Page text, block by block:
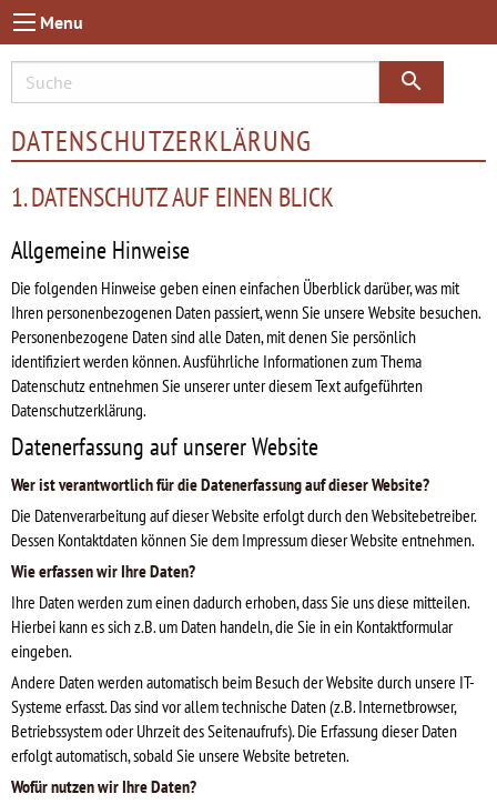
Menu
search
DATENSCHUTZERKLÄRUNG
1. DATENSCHUTZ AUF EINEN BLICK
Allgemeine Hinweise
Die folgenden Hinweise geben einen einfachen Überblick darüber, was mit
Ihren personenbezogenen Daten passiert, wenn Sie unsere Website besuchen.
Personenbezogene Daten sind alle Daten, mit denen Sie persönlich
identifiziert werden können. Ausführliche Informationen zum Thema
Datenschutz entnehmen Sie unserer unter diesem Text aufgeführten
Datenschutzerklärung.
Datenerfassung auf unserer Website
Wer ist verantwortlich für die Datenerfassung auf dieser Website?
Die Datenverarbeitung auf dieser Website erfolgt durch den Websitebetreiber.
Dessen Kontaktdaten können Sie dem Impressum dieser Website entnehmen.
Wie erfassen wir Ihre Daten?
Ihre Daten werden zum einen dadurch erhoben, dass Sie uns diese mitteilen.
Hierbei kann es sich z.B. um Daten handeln, die Sie in ein Kontaktformular
eingeben.
Andere Daten werden automatisch beim Besuch der Website durch unsere IT-
Systeme erfasst. Das sind vor allem technische Daten (z.B. Internetbrowser,
Betriebssystem oder Uhrzeit des Seitenaufrufs). Die Erfassung dieser Daten
erfolgt automatisch, sobald Sie unsere Website betreten.
Wofür nutzen wir Ihre Daten?